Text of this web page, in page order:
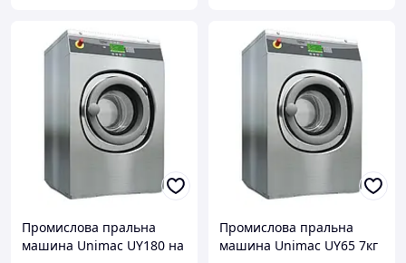
Промислова пральна
машина Unimac UY180 на
Промислова пральна
машина Unimac UY65 7кг